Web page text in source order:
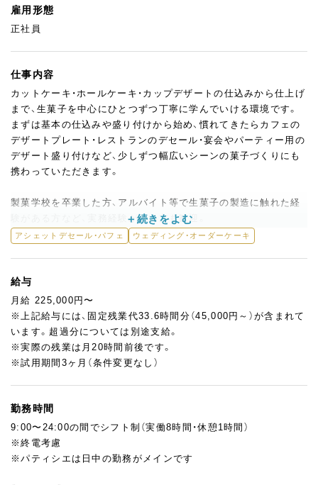
雇用形態
正社員
仕事内容
カットケーキ・ホールケーキ・カップデザートの仕込みから仕上げ
まで、生菓子を中心にひとつずつ丁寧に学んでいける環境です。
まずは基本の仕込みや盛り付けから始め、慣れてきたらカフェの
デザートプレート・レストランのデセール・宴会やパーティー用の
デザート盛り付けなど、少しずつ幅広いシーンの菓子づくりにも
携わっていただきます。
製菓学校を卒業した方、アルバイト等で生菓子の製造に触れた経
験がある方など、実務経験が浅い方も歓迎。
先輩スタッフがしっかりフォローしながら、ムースの仕込みやナ
ご自身のペースに合わせて、将来的には商品開発への参加や後輩
フォローなど、少しずつ裁量のある仕事にもチャレンジしていた
だけます。
「まずはアルバイトから始めてみたい」という方も歓迎です。
アルバイトとしてスタートし、経験を積みながら正社員登用を目
まずは"お菓子作りが好き"という気持ちを大切に、じっくり成長
していける方をお待ちしています。
アシェットデセール・パフェ ウェディング・オーダーケーキ
給与
月給 225,000円〜
※上記給与には、固定残業代33.6時間分（45,000円～）が含まれて
います。超過分については別途支給。
※実際の残業は月20時間前後です。
※試用期間3ヶ月（条件変更なし）
勤務時間
9:00〜24:00の間でシフト制（実働8時間・休憩1時間）
※終電考慮
※パティシエは日中の勤務がメインです